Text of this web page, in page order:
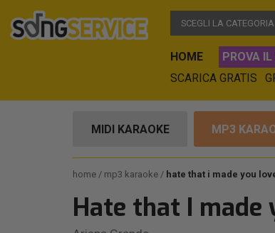
SCEGLI LA CATEGORIA
HOME PROVA
SCARICA GRATIS
MIDI KARAOKE MP3
home mp3 karaoke hate that i made you
Hate that I made